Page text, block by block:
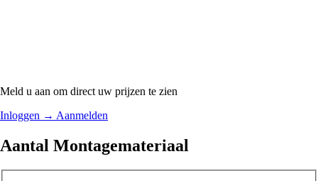
Meld u aan om direct uw prijzen te zien
Inloggen → Aanmelden
Aantal Montagemateriaal